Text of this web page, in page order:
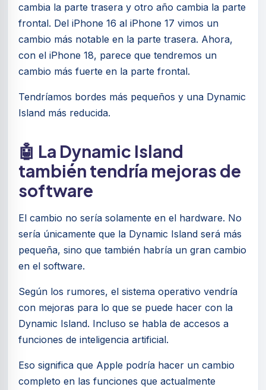
cambia la parte trasera y otro año cambia la parte
frontal. Del iPhone 16 al iPhone 17 vimos un
cambio más notable en la parte trasera. Ahora,
con el iPhone 18, parece que tendremos un
cambio más fuerte en la parte frontal.
Tendríamos bordes más pequeños y una Dynamic
Island más reducida.
🤖 La Dynamic Island
también tendría mejoras de
software
El cambio no sería solamente en el hardware. No
sería únicamente que la Dynamic Island será más
pequeña, sino que también habría un gran cambio
en el software.
Según los rumores, el sistema operativo vendría
con mejoras para lo que se puede hacer con la
Dynamic Island. Incluso se habla de accesos a
funciones de inteligencia artificial.
Eso significa que Apple podría hacer un cambio
completo en las funciones que actualmente